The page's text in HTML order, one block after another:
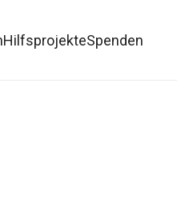
HilfsprojekteSpenden